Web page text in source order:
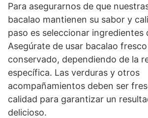
Para asegurarnos de que
bacalao mantienen su sabor y
paso es seleccionar ingredientes
Asegúrate de usar bacalao
conservado, dependiendo de la
específica. Las verduras y otros
acompañamientos deben ser
calidad para garantizar un
delicioso.